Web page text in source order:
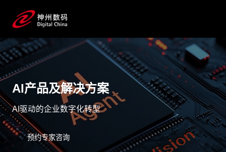
AI产品及解决方案
AI驱动的企业数字化转型
预约专家咨询